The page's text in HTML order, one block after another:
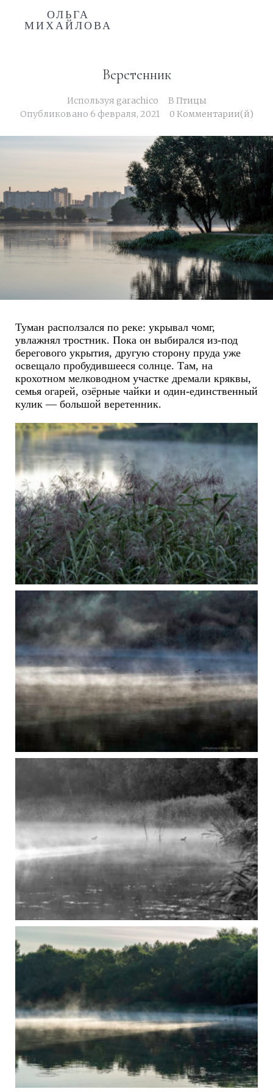
ОЛЬГА
МИХАЙЛОВА
Веретенник
Используя garachico В Птицы
Опубликовано 6 февраля, 2021 0 Комментарии(й)
Туман расползался по реке: укрывал чомг,
увлажнял тростник. Пока он выбирался из-под
берегового укрытия, другую сторону пруда уже
освещало пробудившееся солнце. Там, на
крохотном мелководном участке дремали кряквы,
семья огарей, озёрные чайки и один-единственный
кулик — большой веретенник.